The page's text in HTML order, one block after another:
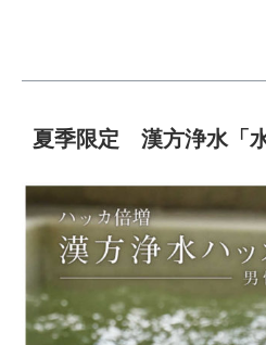
夏季限定 漢方浄水「